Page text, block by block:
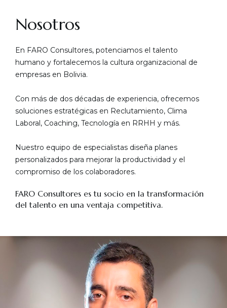
Nosotros
En FARO Consultores, potenciamos el talento
humano y fortalecemos la cultura organizacional de
empresas en Bolivia.
Con más de dos décadas de experiencia, ofrecemos
soluciones estratégicas en Reclutamiento, Clima
Laboral, Coaching, Tecnología en RRHH y más.
Nuestro equipo de especialistas diseña planes
personalizados para mejorar la productividad y el
compromiso de los colaboradores.
FARO Consultores es tu socio en la transformación
del talento en una ventaja competitiva.